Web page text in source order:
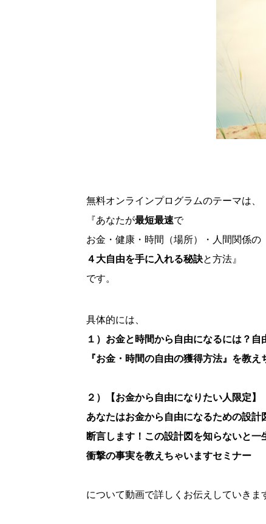
無料オンラインプログラムのテーマは、
『あなたが最短最速で
お金・健康・時間（場所）・人間関係の
４大自由を手に入れる秘訣と方法』
です。
具体的には、
１）お金と時間から自由になるには？
『お金・時間の自由の獲得方法』を教
２）【お金から自由になりたい人限定】
あなたはお金から自由になるための設計
断言します！この設計図を知らないと一
衝撃の事実を教えちゃいますセミナー
について動画で詳しくお伝えしていきま